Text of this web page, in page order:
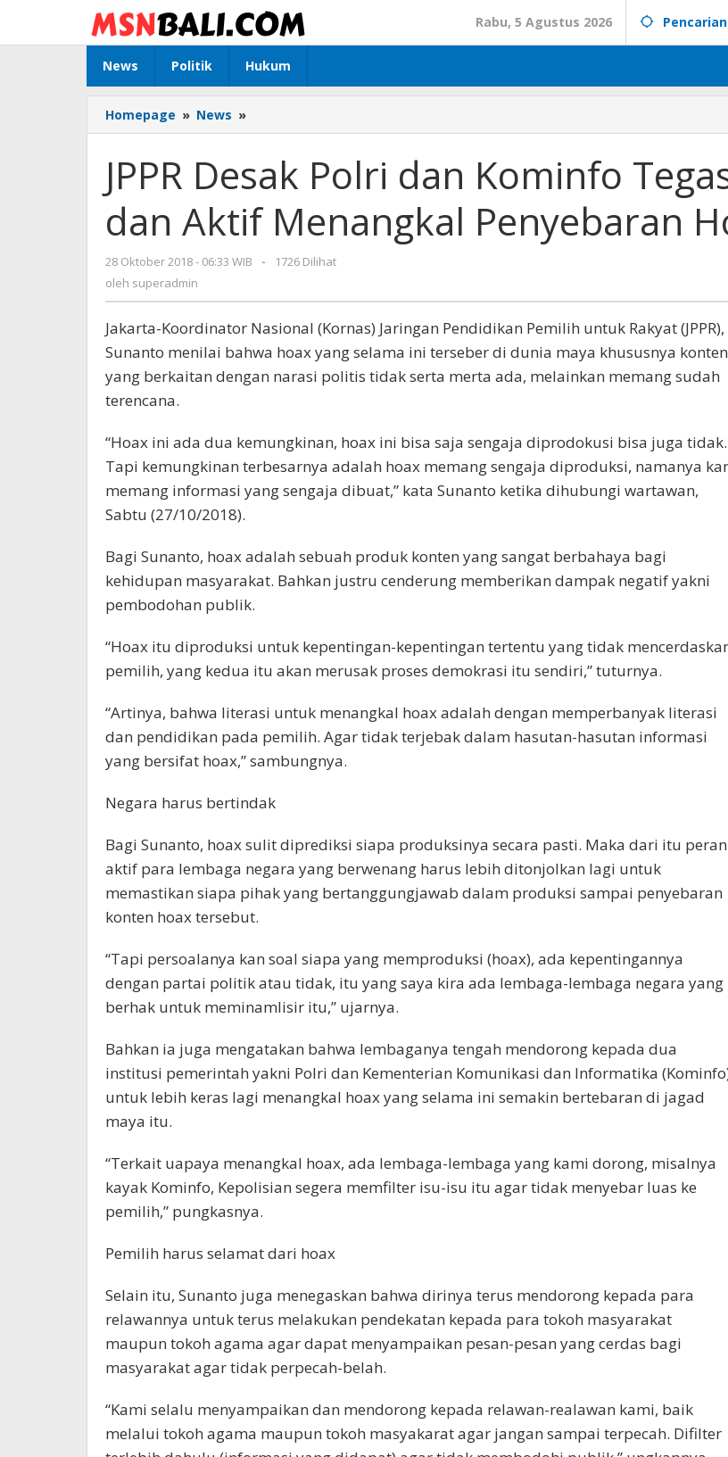
konten
Rabu, 5 Agustus 2026 Pencarian
News Politik Hukum
Homepage » News »
Desak
dan
Kominfo
Tegas
Menangkal
Hoax
JPPR Desak Polri dan Kominfo
dan Aktif Menangkal Penyebaran
28 Oktober 2018 - 06:33 WIB
oleh
-
1726 Dilihat
oleh superadmin
Jakarta-Koordinator Nasional (Kornas) Jaringan Pendidikan Pemilih untuk Rakyat (JPPR),
Sunanto menilai bahwa hoax yang selama ini terseber di dunia maya khususnya konten
yang berkaitan dengan narasi politis tidak serta merta ada, melainkan memang sudah
terencana.
“Hoax ini ada dua kemungkinan, hoax ini bisa saja sengaja diprodokusi bisa juga tidak.
Tapi kemungkinan terbesarnya adalah hoax memang sengaja diproduksi, namanya
memang informasi yang sengaja dibuat,” kata Sunanto ketika dihubungi wartawan,
Sabtu (27/10/2018).
Bagi Sunanto, hoax adalah sebuah produk konten yang sangat berbahaya bagi
kehidupan masyarakat. Bahkan justru cenderung memberikan dampak negatif yakni
pembodohan publik.
“Hoax itu diproduksi untuk kepentingan-kepentingan tertentu yang tidak
pemilih, yang kedua itu akan merusak proses demokrasi itu sendiri,” tuturnya.
“Artinya, bahwa literasi untuk menangkal hoax adalah dengan memperbanyak literasi
dan pendidikan pada pemilih. Agar tidak terjebak dalam hasutan-hasutan informasi
yang bersifat hoax,” sambungnya.
Negara harus bertindak
Bagi Sunanto, hoax sulit diprediksi siapa produksinya secara pasti. Maka dari itu peran
aktif para lembaga negara yang berwenang harus lebih ditonjolkan lagi untuk
memastikan siapa pihak yang bertanggungjawab dalam produksi sampai penyebaran
konten hoax tersebut.
“Tapi persoalanya kan soal siapa yang memproduksi (hoax), ada kepentingannya
dengan partai politik atau tidak, itu yang saya kira ada lembaga-lembaga negara yang
berhak untuk meminamlisir itu,” ujarnya.
Bahkan ia juga mengatakan bahwa lembaganya tengah mendorong kepada dua
institusi pemerintah yakni Polri dan Kementerian Komunikasi dan Informatika
untuk lebih keras lagi menangkal hoax yang selama ini semakin bertebaran di jagad
maya itu.
“Terkait uapaya menangkal hoax, ada lembaga-lembaga yang kami dorong, misalnya
kayak Kominfo, Kepolisian segera memfilter isu-isu itu agar tidak menyebar luas ke
pemilih,” pungkasnya.
Pemilih harus selamat dari hoax
Selain itu, Sunanto juga menegaskan bahwa dirinya terus mendorong kepada para
relawannya untuk terus melakukan pendekatan kepada para tokoh masyarakat
maupun tokoh agama agar dapat menyampaikan pesan-pesan yang cerdas bagi
masyarakat agar tidak perpecah-belah.
“Kami selalu menyampaikan dan mendorong kepada relawan-realawan kami, baik
melalui tokoh agama maupun tokoh masyakarat agar jangan sampai terpecah. Difilter